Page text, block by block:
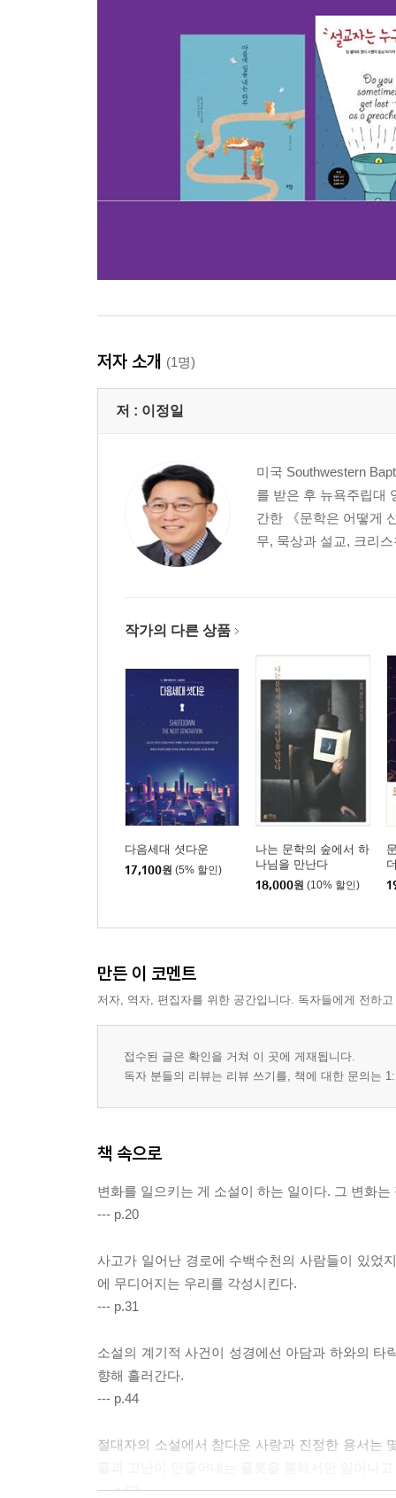
저자 소개 (1명)
저 : 이정일
미국 Southwestern
를 받은 후 뉴욕주립대
간한 《문학은 어떻게
무, 묵상과 설교, 크리
작가의 다른 상품
다음세대 셧다운
17,100원 (5% 할인)
나는 문학의 숲에서 하
나님을 만난다
18,000원 (10% 할인)
만든 이 코멘트
저자, 역자, 편집자를 위한 공간입니다. 독자들에게 전하
접수된 글은 확인을 거쳐 이 곳에 게재됩니다.
독자 분들의 리뷰는 리뷰 쓰기를, 책에 대한 문의는
책 속으로
변화를 일으키는 게 소설이 하는 일이다. 그 변화
--- p.20
사고가 일어난 경로에 수백수천의 사람들이 있었
에 무디어지는 우리를 각성시킨다.
--- p.31
소설의 계기적 사건이 성경에선 아담과 하와의
향해 흘러간다.
--- p.44
절대자의 소설에서 참다운 사랑과 진정한 용서는
--- p.63